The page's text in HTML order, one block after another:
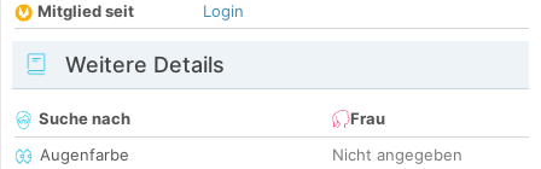
Mitglied seit
Login
Weitere Details
Suche nach
Frau
Augenfarbe
Nicht angegeben